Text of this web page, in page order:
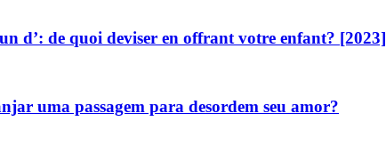
d’: de quoi deviser en offrant votre enfant? [2023]
uma passagem para desordem seu amor?